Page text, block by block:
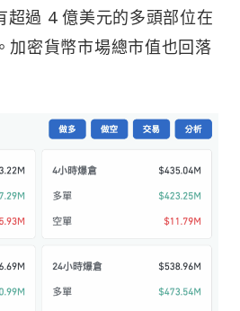
超過 4 億美元的多頭部位在
加密貨幣市場總市值也回落